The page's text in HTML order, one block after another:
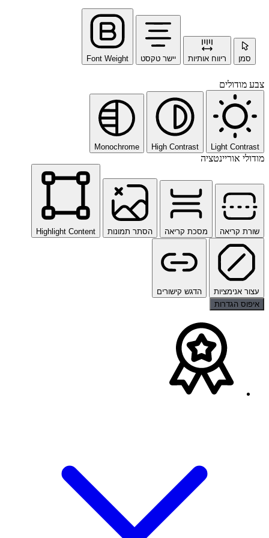
סמן ריווח אותיות יישר טקסט Font Weight
צבע מודולים
Light Contrast
High Contrast
Monochrome
מודולי אוריינטציה
שורת קריאה מסכת קריאה הסתר תמונות Highlight Content
עצור אנימציות
הדגש קישורים
איפוס הגדרות